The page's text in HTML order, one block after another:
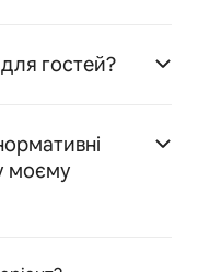
гостей?
моєму